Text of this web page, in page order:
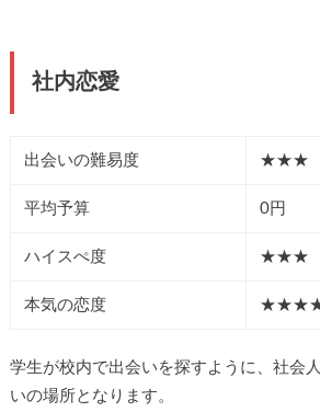
社内恋愛
出会いの難易度 ★★★
平均予算 0円
ハイスぺ度 ★★★
本気の恋度
学生が校内で出会いを探すように、社会
いの場所となります。